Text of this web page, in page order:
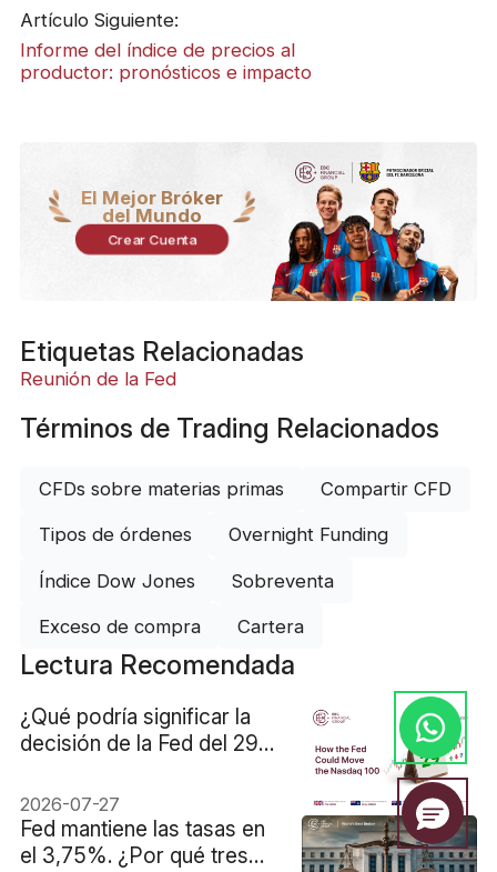
Artículo Siguiente:
Informe del índice de precios al
productor: pronósticos e impacto
El Mejor Bróker
del Mundo
Crear Cuenta
Etiquetas Relacionadas
Reunión de la Fed
Términos de Trading Relacionados
CFDs sobre materias primas Compartir CFD
Tipos de órdenes Overnight Funding
Índice Dow Jones Sobreventa
Exceso de compra Cartera
Lectura Recomendada
¿Qué podría significar la
decisión de la Fed del 29
100?
2026-07-27
Fed mantiene las tasas en
el 3,75%. ¿Por qué tres